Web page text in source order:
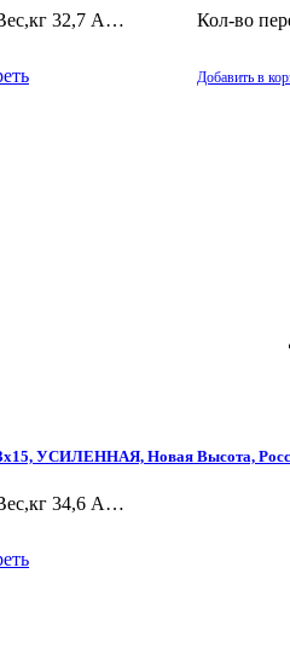
32,7 А… Кол-во
Добавить в
3х15, УСИЛЕННАЯ, Новая Высота,
34,6 А…